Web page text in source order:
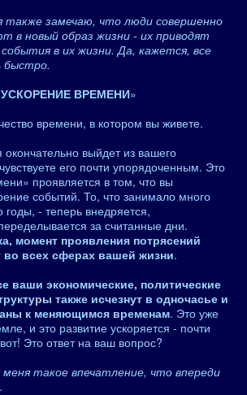
также замечаю, что люди совершенно
в новый образ жизни - их приводят
в их жизни. Да, кажется, все
быстро.
УСКОРЕНИЕ ВРЕМЕНИ»
времени, в котором вы живете.
выйдет из вашего
его почти упорядоченным. Это
проявляется в том, что вы
событий. То, что занимало много
- теперь внедряется,
за считанные дни.
момент проявления потрясений
во всех сферах вашей жизни.
ваши экономические, политические
также исчезнут в одночасье и
к меняющимся временам. Это уже
и это развитие ускоряется - почти
Это ответ на ваш вопрос?
такое впечатление, что впереди